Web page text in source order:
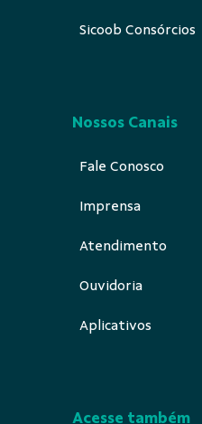
Sicoob Consórcios
Nossos Canais
Fale Conosco
Imprensa
Atendimento
Ouvidoria
Aplicativos
Acesse também